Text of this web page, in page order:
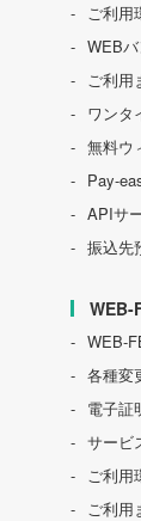
ご利用
WEB
ご利用
ワンタ
無料ウ
Pay-
APIサ
振込先
WEB-
WEB-
各種変
電子証
サービ
ご利用
ご利用